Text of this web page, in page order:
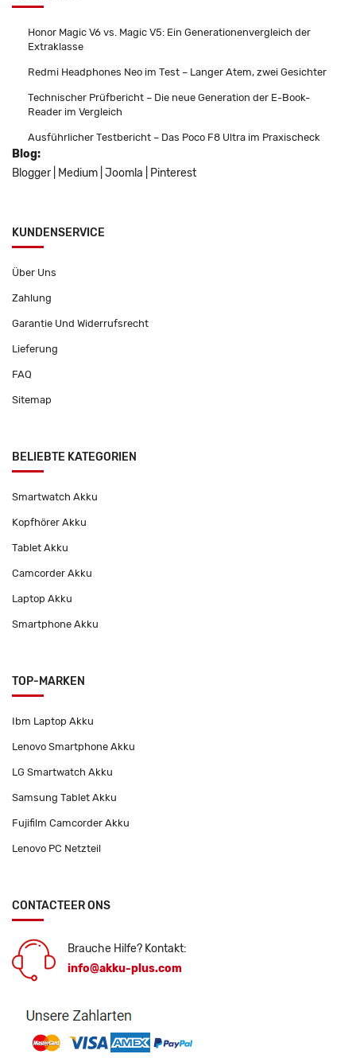
Honor Magic V6 vs. Magic V5: Ein Generationenvergleich der
Extraklasse
Redmi Headphones Neo im Test – Langer Atem, zwei Gesichter
Technischer Prüfbericht – Die neue Generation der E-Book-
Reader im Vergleich
Ausführlicher Testbericht – Das Poco F8 Ultra im Praxischeck
Blog:
Blogger
Medium Joomla Pinterest
KUNDENSERVICE
Über Uns
Zahlung
Garantie Und Widerrufsrecht
Lieferung
FAQ
Sitemap
BELIEBTE KATEGORIEN
Smartwatch Akku
Kopfhörer Akku
Tablet Akku
Camcorder Akku
Laptop Akku
Smartphone Akku
TOP-MARKEN
Ibm Laptop Akku
Lenovo Smartphone Akku
LG Smartwatch Akku
Samsung Tablet Akku
Fujifilm Camcorder Akku
Lenovo PC Netzteil
CONTACTEER ONS
Brauche Hilfe? Kontakt:
info@akku-plus.com